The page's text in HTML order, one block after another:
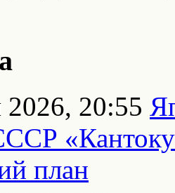
20:55